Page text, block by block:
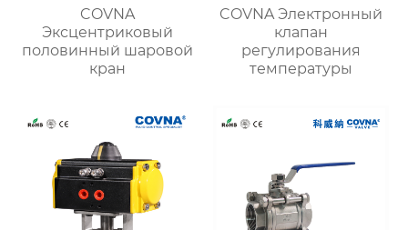
COVNA
Эксцентриковый
половинный шаровой
кран
COVNA Электронный
клапан
регулирования
температуры